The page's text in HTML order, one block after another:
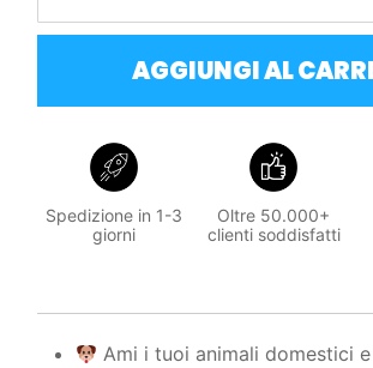
AGGIUNGI AL
Spedizione in 1-3
giorni
Oltre 50.000+
clienti soddisfatti
Ami i tuoi animali domestici